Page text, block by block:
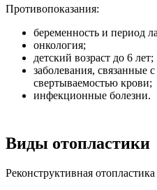
Противопоказания:
беременность и период
онкология;
детский возраст до 6 лет;
заболевания, связанные
свертываемостью крови;
инфекционные болезни.
Виды отопластики
Реконструктивная отопластика